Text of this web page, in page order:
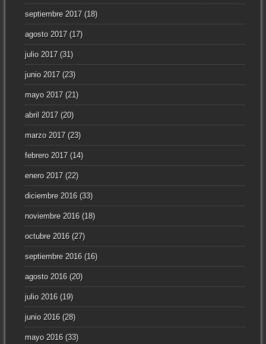
septiembre 2017(18)
agosto 2017(17)
julio 2017(31)
junio 2017(23)
mayo 2017(21)
abril 2017(20)
marzo 2017(23)
febrero 2017(14)
enero 2017(22)
diciembre 2016(33)
noviembre 2016(18)
octubre 2016(27)
septiembre 2016(16)
agosto 2016(20)
julio 2016(19)
junio 2016(28)
mayo 2016(33)